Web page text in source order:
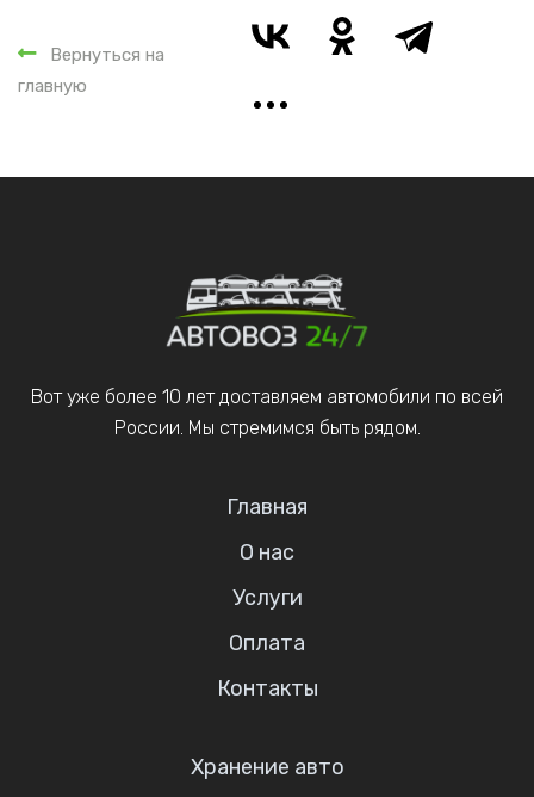
Вернуться на
главную
Вот уже более 10 лет доставляем автомобили по всей
России. Мы стремимся быть рядом.
Главная
О нас
Услуги
Оплата
Контакты
Хранение авто